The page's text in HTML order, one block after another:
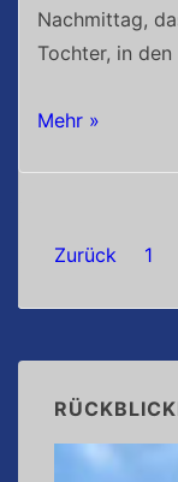
Nachmittag,
Tochter, in
Dree’erpack
Mehr »
der
Zurück 1